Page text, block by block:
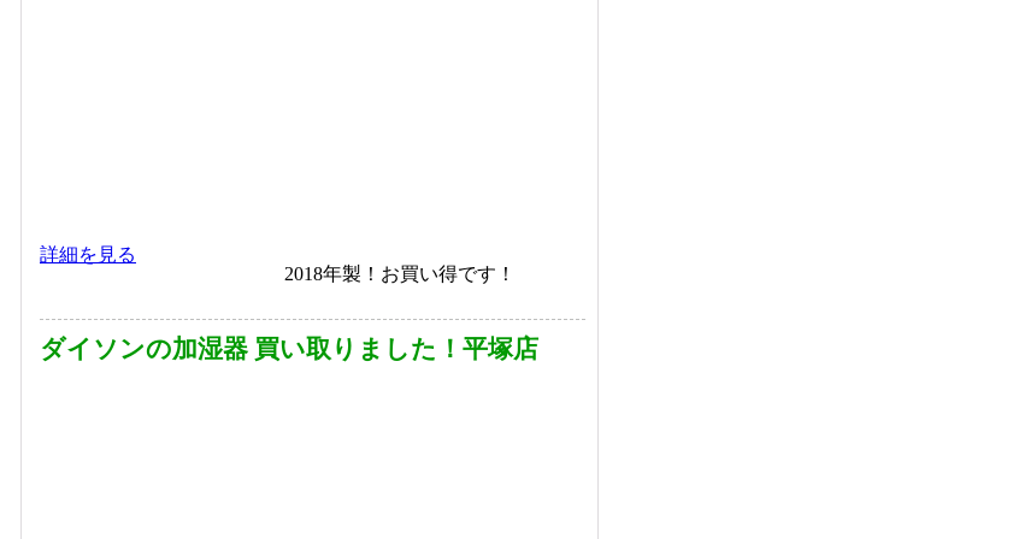
2018年製！お買い得です！
詳細を見る
ダイソンの加湿器 買い取りました！平塚店